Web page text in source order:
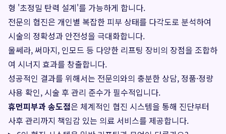
형 '초정밀 탄력 설계'를 가능하게 합니다.
전문의 협진은 개인별 복잡한 피부 상태를 다각도로 분석하여
시술의 정확성과 안전성을 극대화합니다.
울쎄라, 써마지, 인모드 등 다양한 리프팅 장비의 장점을 조합하
여 시너지 효과를 창출합니다.
성공적인 결과를 위해서는 전문의와의 충분한 상담, 정품·정량
사용 확인, 시술 후 관리 준수가 필수적입니다.
휴먼피부과 송도점은 체계적인 협진 시스템을 통해 진단부터
사후 관리까지 책임감 있는 의료 서비스를 제공합니다.